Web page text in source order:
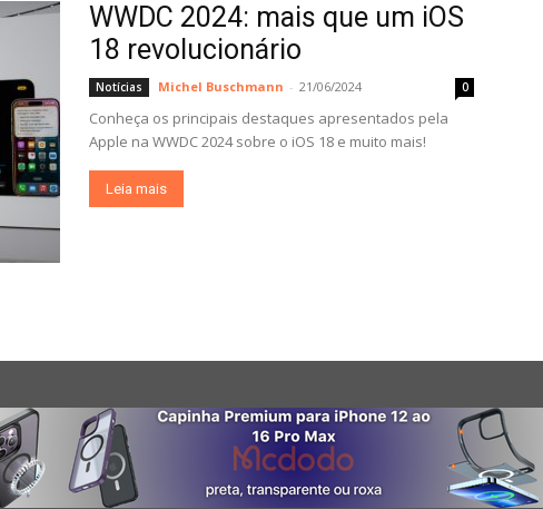
WWDC 2024: mais que um iOS
18 revolucionário
Notícias Michel Buschmann - 21/06/2024 0
Conheça os principais destaques apresentados pela
Apple na WWDC 2024 sobre o iOS 18 e muito mais!
Leia mais